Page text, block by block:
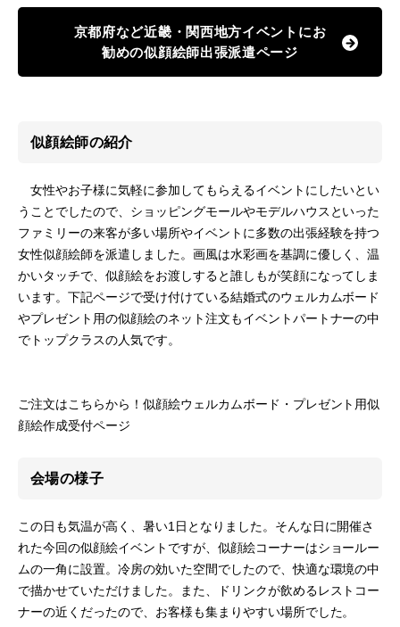
京都府など近畿・関西地方イベントにお
勧めの似顔絵師出張派遣ページ
似顔絵師の紹介
女性やお子様に気軽に参加してもらえるイベントにしたいとい
うことでしたので、ショッピングモールやモデルハウスといった
ファミリーの来客が多い場所やイベントに多数の出張経験を持つ
女性似顔絵師を派遣しました。画風は水彩画を基調に優しく、温
かいタッチで、似顔絵をお渡しすると誰しもが笑顔になってしま
います。下記ページで受け付けている結婚式のウェルカムボード
やプレゼント用の似顔絵のネット注文もイベントパートナーの中
でトップクラスの人気です。
ご注文はこちらから！似顔絵ウェルカムボード・プレゼント用似
顔絵作成受付ページ
会場の様子
この日も気温が高く、暑い1日となりました。そんな日に開催さ
れた今回の似顔絵イベントですが、似顔絵コーナーはショールー
ムの一角に設置。冷房の効いた空間でしたので、快適な環境の中
で描かせていただけました。また、ドリンクが飲めるレストコー
ナーの近くだったので、お客様も集まりやすい場所でした。